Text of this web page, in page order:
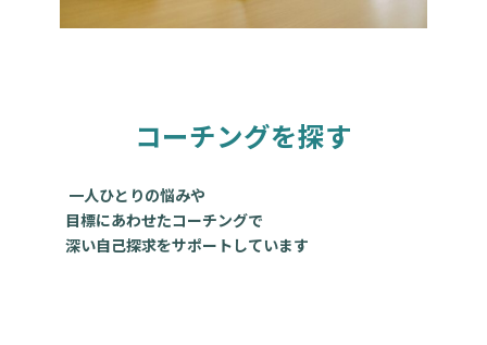
コーチングを探す
一人ひとりの悩みや
目標にあわせたコーチングで
深い自己探求をサポートしています